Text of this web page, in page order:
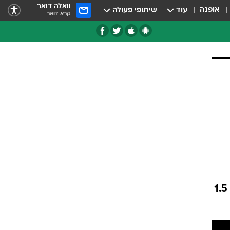
אופנה עוד שיתופי פעולה וואלה דואר
קרא דואר
ב.מ.וו מוסיפה את גרסת הקופה 4 דלתות של סדרה 1 להיצע הדגמים בישראל. מנועי 1.5